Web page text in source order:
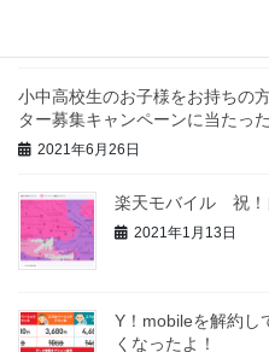
小中高校生のお子様をお持ちの
ター募集キャンペーンに当たった
2021年6月26日
楽天モバイル 祝！
2021年1月13日
Y！mobileを解約し
くなったよ！